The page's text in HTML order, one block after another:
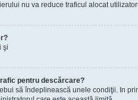
nu va reduce traficul alocat
şi
pentru descărcare?
să îndeplinească unele condiţii. In